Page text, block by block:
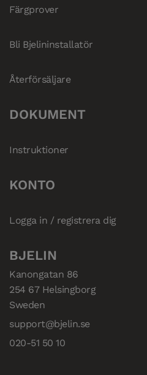
Färgprover
Bli Bjelininstallatör
Återförsäljare
DOKUMENT
Instruktioner
KONTO
Logga in / registrera dig
BJELIN
Kanongatan 86
254 67 Helsingborg
Sweden
support@bjelin.se
020-51 50 10